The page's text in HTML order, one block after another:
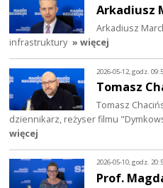
Arkadiusz
Arkadiusz
infrastruktury » więcej
2026-05-12, godz.
Tomasz
Tomasz
dziennikarz, reżyser filmu
więcej
2026-05-10, godz.
Prof.